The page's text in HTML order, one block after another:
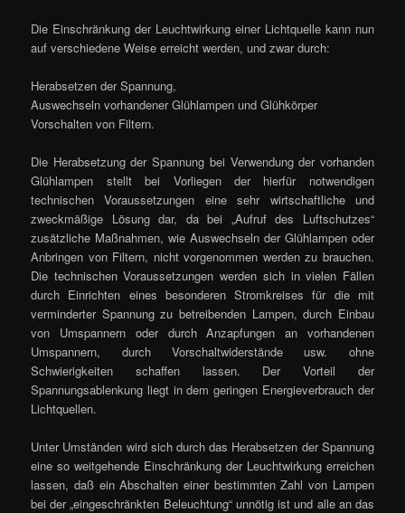
Die Einschränkung der Leuchtwirkung einer Lichtquelle kann nun
auf verschiedene Weise erreicht werden, und zwar durch:
Herabsetzen der Spannung,
Auswechseln vorhandener Glühlampen und Glühkörper
Vorschalten von Filtern.
Die Herabsetzung der Spannung bei Verwendung der vorhanden
Glühlampen stellt bei Vorliegen der hierfür notwendigen
technischen Voraussetzungen eine sehr wirtschaftliche und
zweckmäßige Lösung dar, da bei „Aufruf des Luftschutzes“
zusätzliche Maßnahmen, wie Auswechseln der Glühlampen oder
Anbringen von Filtern, nicht vorgenommen werden zu brauchen.
Die technischen Voraussetzungen werden sich in vielen Fällen
durch Einrichten eines besonderen Stromkreises für die mit
verminderter Spannung zu betreibenden Lampen, durch Einbau
von Umspannern oder durch Anzapfungen an vorhandenen
Umspannern, durch Vorschaltwiderstände usw. ohne
Schwierigkeiten schaffen lassen. Der Vorteil der
Spannungsablenkung liegt in dem geringen Energieverbrauch der
Lichtquellen.
Unter Umständen wird sich durch das Herabsetzen der Spannung
eine so weitgehende Einschränkung der Leuchtwirkung erreichen
lassen, daß ein Abschalten einer bestimmten Zahl von Lampen
bei der „eingeschränkten Beleuchtung“ unnötig ist und alle an das